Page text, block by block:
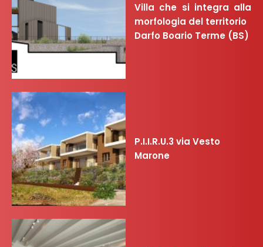
Villa che si integra alla
morfologia del territorio
Darfo Boario Terme (BS)
P.I.I.R.U.3 via Vesto
Marone